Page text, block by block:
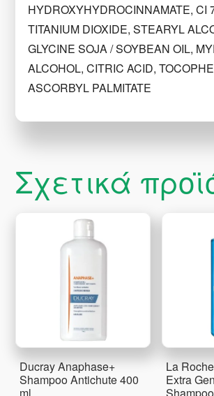
HYDROXYHYDROCINNAMATE, CI
TITANIUM DIOXIDE, STEARYL
GLYCINE SOJA / SOYBEAN OIL,
ALCOHOL, CITRIC ACID,
ASCORBYL PALMITATE
Σχετικά
Ducray Anaphase+
Shampoo Antichute 400
ml
La
Extra